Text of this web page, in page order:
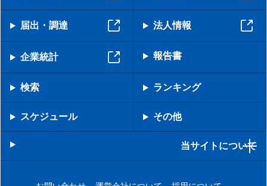
届出・調達 法人情報
企業統計 報告書
検索 ランキング
スケジュール その他
当サイトについて